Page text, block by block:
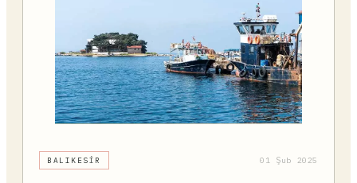
BALIKESIR 01 Şub 2025